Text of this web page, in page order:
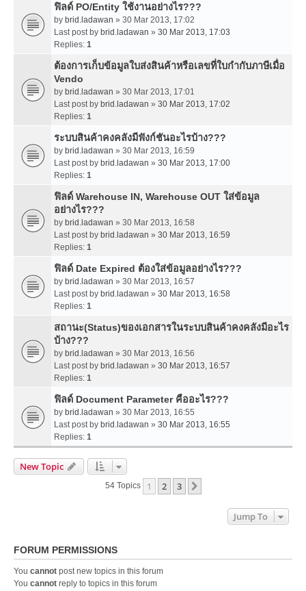
ฟิลด์ PO/Entity ใช้งานอย่างไร???
by brid.ladawan » 30 Mar 2013, 17:02
Last post by brid.ladawan » 30 Mar 2013, 17:03
Replies: 1
ต้องการเก็บข้อมูลใบส่งสินค้าหรือเลขที่ใบกำกับภาษีเมื่อ
Vendo
by brid.ladawan » 30 Mar 2013, 17:01
Last post by brid.ladawan » 30 Mar 2013, 17:02
Replies: 1
ระบบสินค้าคงคลังมีฟังก์ชันอะไรบ้าง???
by brid.ladawan » 30 Mar 2013, 16:59
Last post by brid.ladawan » 30 Mar 2013, 17:00
Replies: 1
ฟิลด์ Warehouse IN, Warehouse OUT ใส่ข้อมูล
อย่างไร???
by brid.ladawan » 30 Mar 2013, 16:58
Last post by brid.ladawan » 30 Mar 2013, 16:59
Replies: 1
ฟิลด์ Date Expired ต้องใส่ข้อมูลอย่างไร???
by brid.ladawan » 30 Mar 2013, 16:57
Last post by brid.ladawan » 30 Mar 2013, 16:58
Replies: 1
สถานะ(Status)ของเอกสารในระบบสินค้าคงคลังมีอะไร
บ้าง???
by brid.ladawan » 30 Mar 2013, 16:56
Last post by brid.ladawan » 30 Mar 2013, 16:57
Replies: 1
ฟิลด์ Document Parameter คืออะไร???
by brid.ladawan » 30 Mar 2013, 16:55
Last post by brid.ladawan » 30 Mar 2013, 16:55
Replies: 1
New Topic
54 Topics 1 2 3
Jump To
FORUM PERMISSIONS
You cannot post new topics in this forum
You cannot reply to topics in this forum